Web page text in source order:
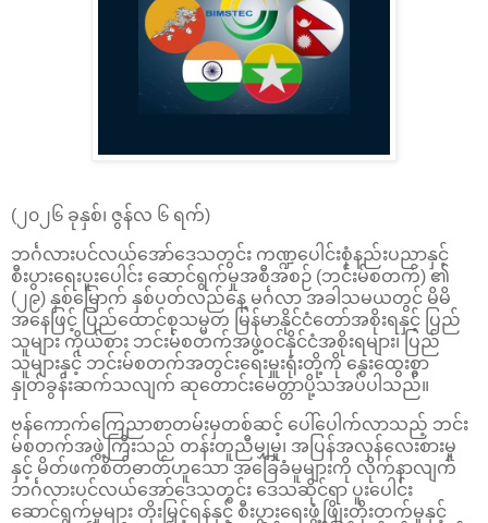
(၂၀၂၆ ခုနှစ်၊ ဇွန်လ ၆ ရက်)
ဘင်္ဂလားပင်လယ်အော်ဒေသတွင်း ကဏ္ဍပေါင်းစုံနည်းပညာနှင့်
စီးပွားရေးပူးပေါင်း ဆောင်ရွက်မှုအစီအစဉ် (ဘင်းမ်စတက်) ၏
(၂၉) နှစ်မြောက် နှစ်ပတ်လည်နေ့ မင်္ဂလာ အခါသမယတွင် မိမိ
အနေဖြင့် ပြည်ထောင်စုသမ္မတ မြန်မာနိုင်ငံတော်အစိုးရနှင့် ပြည်
သူများ ကိုယ်စား ဘင်းမ်စတက်အဖွဲ့ဝင်နိုင်ငံအစိုးရများ၊ ပြည်
သူများနှင့် ဘင်းမ်စတက်အတွင်းရေးမှူးရုံးတို့ကို နွေးထွေးစွာ
နှုတ်ခွန်းဆက်သလျက် ဆုတောင်းမေတ္တာပို့သအပ်ပါသည်။
ဗန်ကောက်ကြေညာစာတမ်းမှတစ်ဆင့် ပေါ်ပေါက်လာသည့် ဘင်း
မ်စတက်အဖွဲ့ကြီးသည် တန်းတူညီမျှမှု၊ အပြန်အလှန်လေးစားမှု
နှင့် မိတ်ဖက်စိတ်ဓာတ်ဟူသော အခြေခံမူများကို လိုက်နာလျက်
ဘင်္ဂလားပင်လယ်အော်ဒေသတွင်း ဒေသဆိုင်ရာ ပူးပေါင်း
ဆောင်ရွက်မှုများ တိုးမြှင့်ရန်နှင့် စီးပွားရေးဖွံ့ဖြိုးတိုးတက်မှုနှင့်